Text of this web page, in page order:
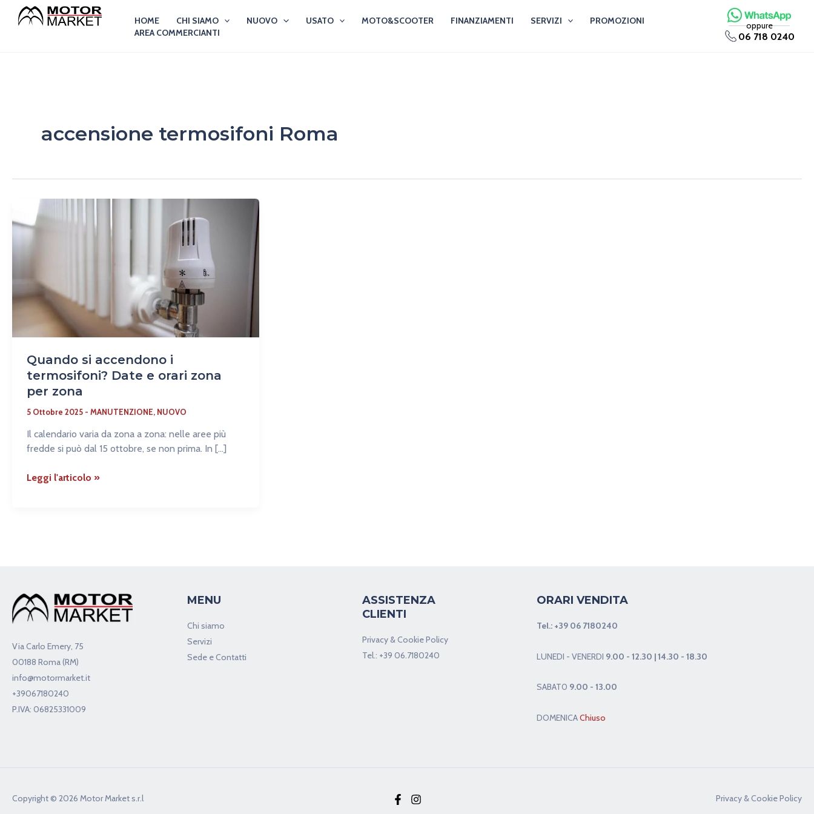
HOME CHI SIAMO NUOVO USATO MOTO&SCOOTER FINANZIAMENTI SERVIZI
PROMOZIONI
AREA COMMERCIANTI
oppure
06 718 0240
accensione termosifoni Roma
Quando si accendono i
termosifoni? Date e orari zona
per zona
5 Ottobre 2025 - MANUTENZIONE, NUOVO
Il calendario varia da zona a zona: nelle aree più
fredde si può dal 15 ottobre, se non prima. In […]
Quando
i
e
orari
zona
per
Leggi l'articolo »
Via Carlo Emery, 75
00188 Roma (RM)
info@motormarket.it
+39067180240
P.IVA: 06825331009
MENU
Chi siamo
Servizi
Sede e Contatti
ASSISTENZA
CLIENTI
Privacy & Cookie Policy
Tel.: +39 06.7180240
ORARI VENDITA
Tel.: +39 06 7180240
LUNEDI - VENERDI 9.00 - 12.30 | 14.30 - 18.30
SABAT0 9.00 - 13.00
DOMENICAChiuso
Copyright © 2026 Motor Market s.r.l Privacy & Cookie Policy